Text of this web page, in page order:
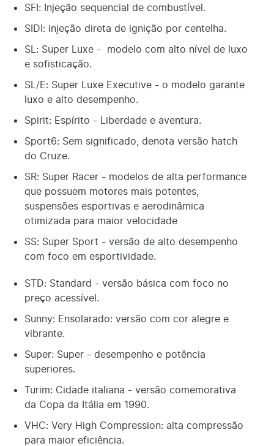
SFI: Injeção sequencial de combustível.
SIDI: injeção direta de ignição por centelha.
SL: Super Luxe - modelo com alto nível de luxo
e sofisticação.
SL/E: Super Luxe Executive - o modelo garante
luxo e alto desempenho.
Spirit: Espírito - Liberdade e aventura.
Sport6: Sem significado, denota versão hatch
do Cruze.
SR: Super Racer - modelos de alta performance
que possuem motores mais potentes,
suspensões esportivas e aerodinâmica
otimizada para maior velocidade
SS: Super Sport - versão de alto desempenho
com foco em esportividade.
STD: Standard - versão básica com foco no
preço acessível.
Sunny: Ensolarado: versão com cor alegre e
vibrante.
Super: Super - desempenho e potência
superiores.
Turim: Cidade italiana - versão comemorativa
da Copa da Itália em 1990.
VHC: Very High Compression: alta compressão
para maior eficiência.